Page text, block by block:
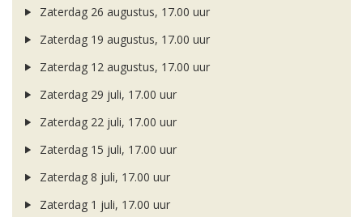
Zaterdag 26 augustus, 17.00 uur
Zaterdag 19 augustus, 17.00 uur
Zaterdag 12 augustus, 17.00 uur
Zaterdag 29 juli, 17.00 uur
Zaterdag 22 juli, 17.00 uur
Zaterdag 15 juli, 17.00 uur
Zaterdag 8 juli, 17.00 uur
Zaterdag 1 juli, 17.00 uur